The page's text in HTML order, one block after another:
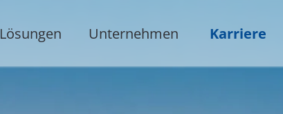
Lösungen Unternehmen Karriere